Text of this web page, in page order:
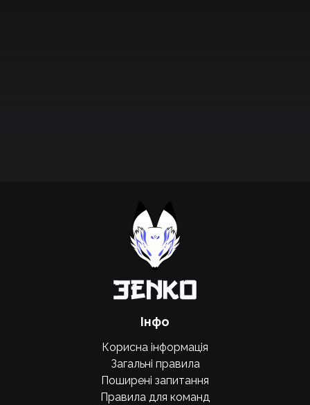
крутих нововведень
Підтримати проєкт
Інфо
Корисна інформація
Загальні правила
Поширені запитання
Правила для команд